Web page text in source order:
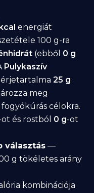
energiát
100 g-ra
(ebből 0 g
Pulykaszív
25 g
meg
célokra.
ot és rostból 0 g-ot
választás —
g tökéletes arány
kombinációja